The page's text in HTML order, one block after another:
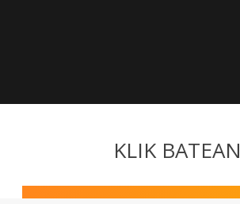
KLIK BATEAN